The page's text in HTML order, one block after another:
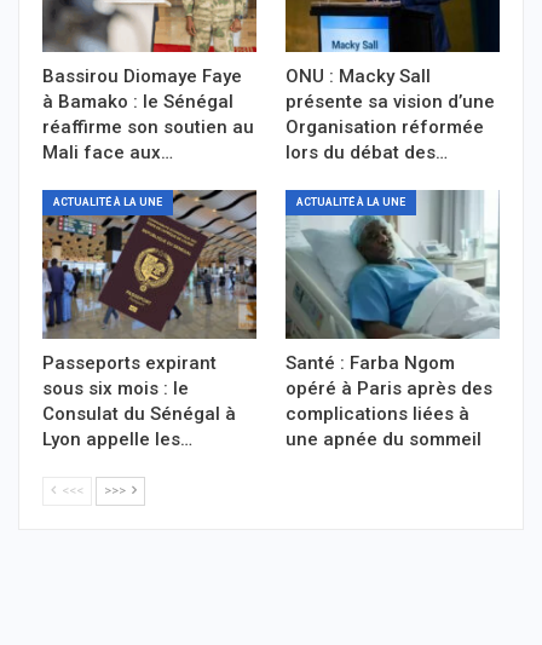
Bassirou Diomaye Faye
à Bamako : le Sénégal
réaffirme son soutien au
Mali face aux…
ONU : Macky Sall
présente sa vision d’une
Organisation réformée
lors du débat des…
ACTUALITÉ À LA UNE
Passeports expirant
sous six mois : le
Consulat du Sénégal à
Lyon appelle les…
ACTUALITÉ À LA UNE
Santé : Farba Ngom
opéré à Paris après des
complications liées à
une apnée du sommeil
<<< >>>